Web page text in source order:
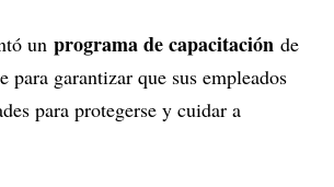
un programa de capacitación de
para garantizar que sus empleados
para protegerse y cuidar a